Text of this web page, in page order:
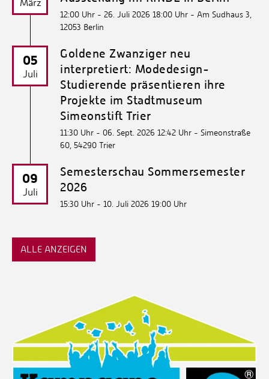
März
12:00 Uhr - 26. Juli 2026 18:00 Uhr - Am Sudhaus 3,
12053 Berlin
05
Juli
Goldene Zwanziger neu
interpretiert: Modedesign-
Studierende präsentieren ihre
Projekte im Stadtmuseum
Simeonstift Trier
11:30 Uhr - 06. Sept. 2026 12:42 Uhr - Simeonstraße
60, 54290 Trier
09
Juli
Semesterschau Sommersemester
2026
15:30 Uhr - 10. Juli 2026 19:00 Uhr
ALLE ANZEIGEN